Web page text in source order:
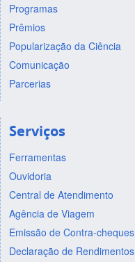
Programas
Prêmios
Popularização da Ciência
Comunicação
Parcerias
Serviços
Ferramentas
Ouvidoria
Central de Atendimento
Agência de Viagem
Emissão de Contra-cheques
Declaração de Rendimentos